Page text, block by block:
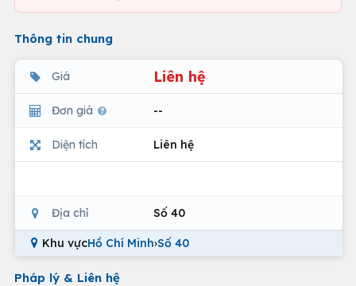
Thông tin chung
Giá Liên hệ
Đơn giá --
Diện tích Liên hệ
Địa chỉ Số 40
Khu vựcHồ Chí Minh›Số 40
Pháp lý & Liên hệ